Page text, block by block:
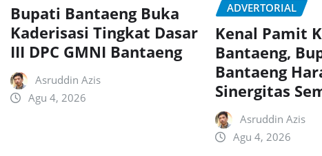
Bupati Bantaeng Buka
Kaderisasi Tingkat Dasar
III DPC GMNI Bantaeng
Asruddin Azis
Agu 4, 2026
ADVERTORIAL
Kenal Pamit
Bantaeng,
Bantaeng
Sinergitas
Asruddin Azis
Agu 4, 2026